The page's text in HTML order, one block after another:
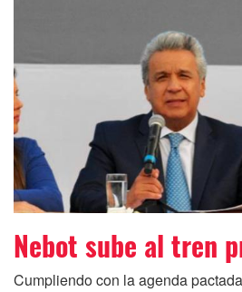
Nebot sube al tren
Cumpliendo con la agenda